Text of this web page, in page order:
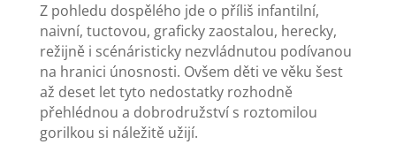
Z pohledu dospělého jde o příliš infantilní,
naivní, tuctovou, graficky zaostalou, herecky,
režijně i scénáristicky nezvládnutou podívanou
na hranici únosnosti. Ovšem děti ve věku šest
až deset let tyto nedostatky rozhodně
přehlédnou a dobrodružství s roztomilou
gorilkou si náležitě užijí.